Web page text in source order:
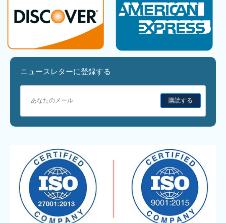
ニュースレターに登録する
購読する